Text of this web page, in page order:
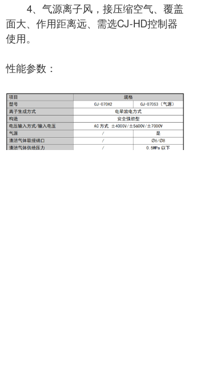
4、气源离子风，接压缩空气、覆盖
面大、作用距离远、需选CJ-HD控制器
使用。
性能参数：